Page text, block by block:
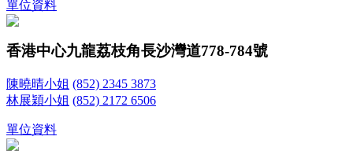
單位資料
香港中心九龍荔枝角長沙灣道778-784號
陳曉晴小姐 (852) 2345 3873
林展穎小姐 (852) 2172 6506
單位資料